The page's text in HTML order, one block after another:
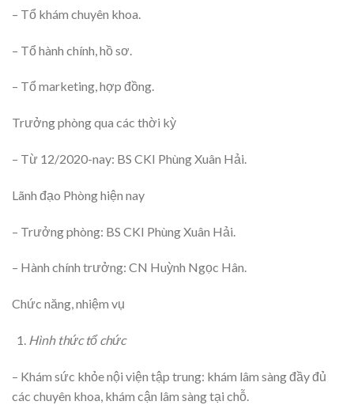
– Tổ khám chuyên khoa.
– Tổ hành chính, hồ sơ.
– Tổ marketing, hợp đồng.
Trưởng phòng qua các thời kỳ
– Từ 12/2020-nay: BS CKI Phùng Xuân Hải.
Lãnh đạo Phòng hiện nay
– Trưởng phòng: BS CKI Phùng Xuân Hải.
– Hành chính trưởng: CN Huỳnh Ngọc Hân.
Chức năng, nhiệm vụ
Hình thức tổ chức
– Khám sức khỏe nội viện tập trung: khám lâm sàng đầy đủ
các chuyên khoa, khám cận lâm sàng tại chỗ.